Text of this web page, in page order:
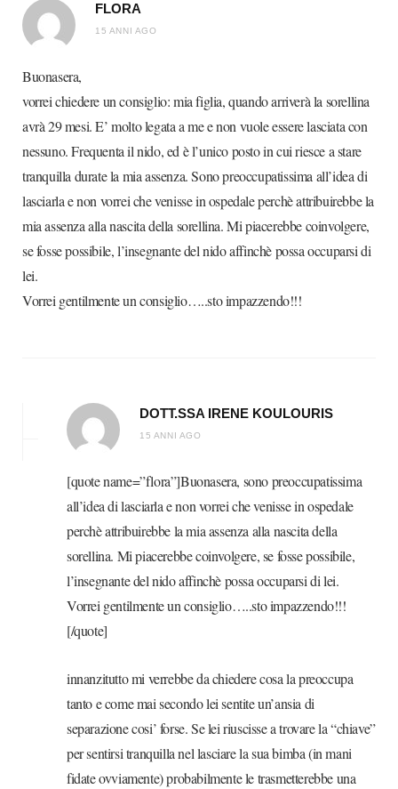
FLORA
15 ANNI AGO
Buonasera,
vorrei chiedere un consiglio: mia figlia, quando arriverà la sorellina
avrà 29 mesi. E’ molto legata a me e non vuole essere lasciata con
nessuno. Frequenta il nido, ed è l’unico posto in cui riesce a stare
tranquilla durate la mia assenza. Sono preoccupatissima all’idea di
lasciarla e non vorrei che venisse in ospedale perchè attribuirebbe la
mia assenza alla nascita della sorellina. Mi piacerebbe coinvolgere,
se fosse possibile, l’insegnante del nido affinchè possa occuparsi di
lei.
Vorrei gentilmente un consiglio…..sto impazzendo!!!
DOTT.SSA IRENE KOULOURIS
15 ANNI AGO
[quote name=”flora”]Buonasera, sono preoccupatissima
all’idea di lasciarla e non vorrei che venisse in ospedale
perchè attribuirebbe la mia assenza alla nascita della
sorellina. Mi piacerebbe coinvolgere, se fosse possibile,
l’insegnante del nido affinchè possa occuparsi di lei.
Vorrei gentilmente un consiglio…..sto impazzendo!!!
[/quote]
innanzitutto mi verrebbe da chiedere cosa la preoccupa
tanto e come mai secondo lei sentite un’ansia di
separazione cosi’ forse. Se lei riuscisse a trovare la “chiave”
per sentirsi tranquilla nel lasciare la sua bimba (in mani
fidate ovviamente) probabilmente le trasmetterebbe una